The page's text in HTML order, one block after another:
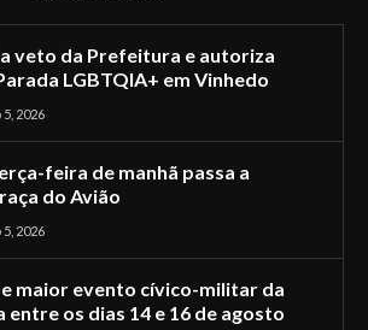
veto da Prefeitura e autoriza
LGBTQIA+ em Vinhedo
2026
feira de manhã passa a
do Avião
2026
maior evento cívico-militar da
entre os dias 14 e 16 de agosto